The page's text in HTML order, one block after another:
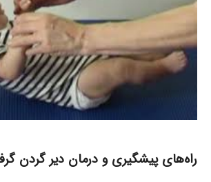
راه‌های پیشگیری و درمان دیر گردن